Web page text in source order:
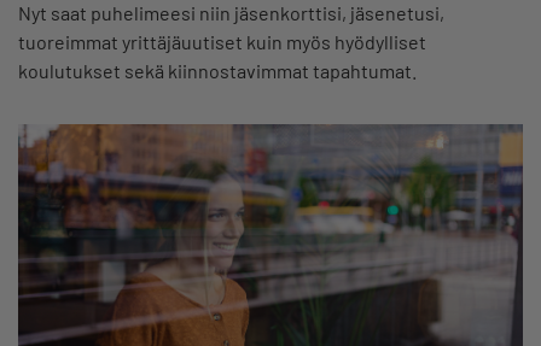
Nyt saat puhelimeesi niin jäsenkorttisi, jäsenetusi,
tuoreimmat yrittäjäuutiset kuin myös hyödylliset
koulutukset sekä kiinnostavimmat tapahtumat.